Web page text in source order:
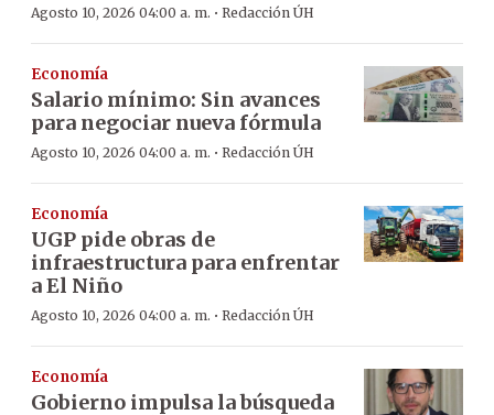
Agosto 10, 2026 04:00 a. m. · Redacción ÚH
Economía
Salario mínimo: Sin avances
para negociar nueva fórmula
Agosto 10, 2026 04:00 a. m. · Redacción ÚH
Economía
UGP pide obras de
infraestructura para enfrentar
a El Niño
Agosto 10, 2026 04:00 a. m. · Redacción ÚH
Economía
Gobierno impulsa la búsqueda